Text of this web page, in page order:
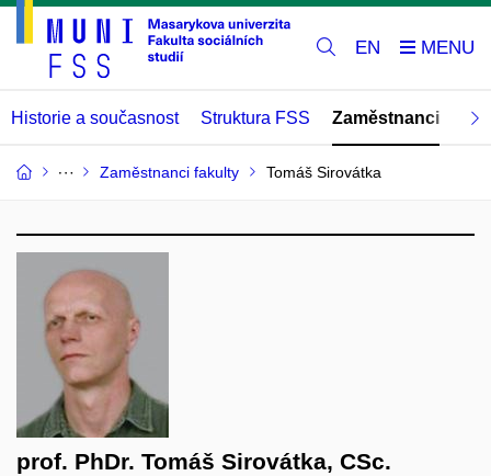
EN
Historie a současnost Struktura FSS Zaměstnanci
Zaměstnanci fakulty Tomáš Sirovátka
prof. PhDr. Tomáš Sirovátka, CSc.